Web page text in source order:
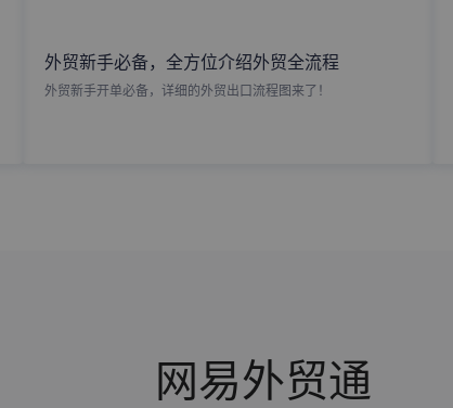
外贸新手必备，全方位介绍外贸全流程
外贸新手开单必备，详细的外贸出口流程图来了！
网易外贸通